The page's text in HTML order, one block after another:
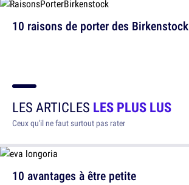
10 raisons de porter des Birkenstock
LES ARTICLES LES PLUS LUS
Ceux qu'il ne faut surtout pas rater
10 avantages à être petite